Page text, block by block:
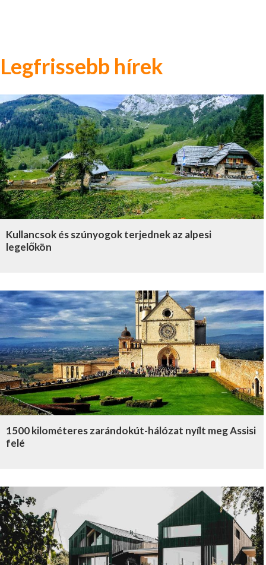
Legfrissebb hírek
Kullancsok és szúnyogok terjednek az alpesi
legelőkön
1500 kilométeres zarándokút-hálózat nyílt meg Assisi
felé